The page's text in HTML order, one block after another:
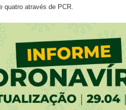
quatro através de PCR.